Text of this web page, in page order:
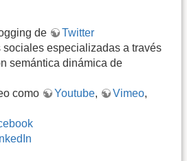
de
Twitter
sociales especializadas a través
semántica dinámica de
como
Youtube, Vimeo,